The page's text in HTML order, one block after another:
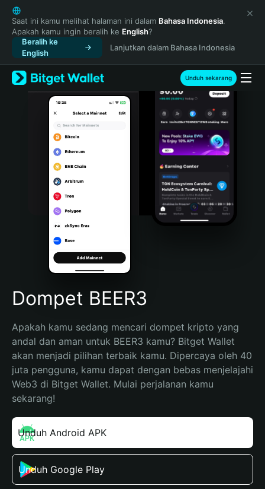
English
日本語
Tiếng Việt
Русский
Español (Latinoamérica)
Türkçe
Italiano
Português (Portugal)
Bahasa Indonesia
Português (Brasil)
Español (Argentina)
Saat ini kamu melihat halaman ini dalam Bahasa Indonesia.
Apakah kamu ingin beralih ke English?
Beralih ke
English
Lanjutkan dalam Bahasa Indonesia
Unduh sekarang
Dompet BEER3
Apakah kamu sedang mencari dompet kripto yang
andal dan aman untuk BEER3 kamu? Bitget Wallet
akan menjadi pilihan terbaik kamu. Dipercaya oleh 40
juta pengguna, kamu dapat dengan bebas menjelajahi
Web3 di Bitget Wallet. Mulai perjalanan kamu
sekarang!
Unduh Android APK
Unduh Google Play